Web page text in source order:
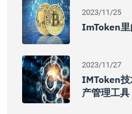
2023/11/25
ImToken
2023/11/27
IMToken技
产管理工具